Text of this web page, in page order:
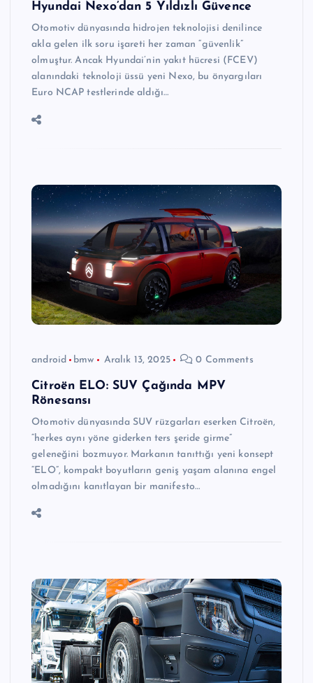
Hyundai Nexo’dan 5 Yıldızlı Güvence
Otomotiv dünyasında hidrojen teknolojisi denilince
akla gelen ilk soru işareti her zaman “güvenlik”
olmuştur. Ancak Hyundai’nin yakıt hücresi (FCEV)
alanındaki teknoloji üssü yeni Nexo, bu önyargıları
Euro NCAP testlerinde aldığı…
android bmw Aralık 13, 2025 0 Comments
Citroën ELO: SUV Çağında MPV
Rönesansı
Otomotiv dünyasında SUV rüzgarları eserken Citroën,
“herkes aynı yöne giderken ters şeride girme”
geleneğini bozmuyor. Markanın tanıttığı yeni konsept
“ELO”, kompakt boyutların geniş yaşam alanına engel
olmadığını kanıtlayan bir manifesto…